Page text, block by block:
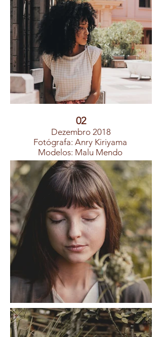
02
Dezembro 2018
Fotógrafa: Anry Kiriyama
Modelos: Malu Mendo